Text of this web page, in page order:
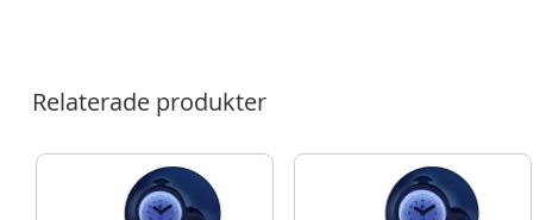
Relaterade produkter